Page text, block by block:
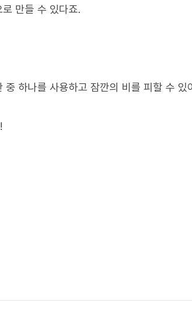
만들 수 있다죠.
하나를 사용하고 잠깐의 비를 피할 수 있